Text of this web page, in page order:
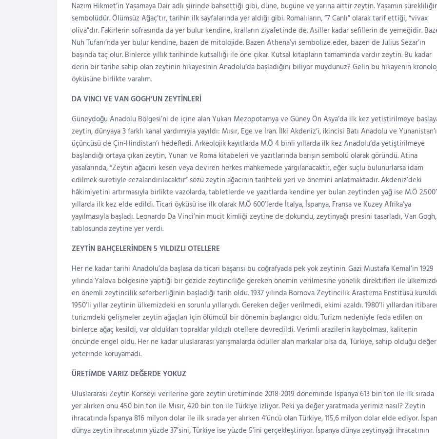
Nazım Hikmet’in Yaşamaya Dair adlı şiirinde bahsettiği gibi, düne, bugüne ve yarına aittir zeytin. Yaşamın
sembolüdür. Ölümsüz Ağaç’tır, tarihin ilk sayfalarında yer aldığı gibi. Romalıların, “7 Canlı” olarak tarif ettiği, “vivax
oliva”dır. Fakirlerin sofrasında da yer bulur kendine, kralların ziyafetinde de. Asiller kadar sefillerin de yemeğidir.
Nuh Tufanı’nda yer bulur kendine, bazen de mitolojide. Bazen Athena’yı sembolize eder, bazen de Julius Sezar’ın
başında taç olur. Binlerce yıllık tarihinde kutsallığı ile öne çıkar. Kutsal kitapların tamamında vardır zeytin. Bu kadar
derin bir tarihe sahip olan zeytinin hikayesinin Anadolu’da başladığını biliyor muydunuz? Gelin bu hikayenin
öyküsüne birlikte varalım.
DA VINCI VE VAN GOGH’UN ZEYTİNLERİ
Güneydoğu Anadolu Bölgesi’ni de içine alan Yukarı Mezopotamya ve Güney Ön Asya’da ilk kez yetiştirilmeye
zeytin, dünyaya 3 farklı kanal yardımıyla yayıldı: Mısır, Ege ve İran. İlki Akdeniz’i, ikincisi Batı Anadolu ve
üçüncüsü de Çin-Hindistan’ı hedefledi. Arkeolojik kayıtlarda M.Ö 4 binli yıllarda ilk kez Anadolu’da yetiştirilmeye
başlandığı ortaya çıkan zeytin, Yunan ve Roma kitabeleri ve yazıtlarında barışın sembolü olarak göründü. Atina
yasalarında, “Zeytin ağacını kesen veya deviren herkes mahkemede yargılanacaktır, eğer suçlu bulunurlarsa idam
edilmek suretiyle cezalandırılacaktır” sözü zeytin ağacının tarihteki yeri ve önemini anlatmaktadır. Akdeniz’deki
hâkimiyetini artırmasıyla birlikte vazolarda, tabletlerde ve yazıtlarda kendine yer bulan zeytinden yağ ise M.Ö
yıllarda ilk kez elde edildi. Ticari öyküsü ise ilk olarak M.Ö 600’lerde İtalya, İspanya, Fransa ve Kuzey Afrika’ya
yayılmasıyla başladı. Leonardo Da Vinci’nin mucit kimliği zeytine de dokundu, zeytinyağı presini tasarladı, Van
tablosunda zeytine yer verdi.
ZEYTİN BAHÇELERİNDEN 5 YILDIZLI OTELLERE
Her ne kadar tarihi Anadolu’da başlasa da ticari başarısı bu coğrafyada pek yok zeytinin. Gazi Mustafa Kemal’in 1929
yılında Yalova bölgesine yaptığı bir gezide zeytinciliğe gereken önemin verilmesine yönelik direktifleri ile
en önemli zeytincilik seferberliğinin başladığı tarih oldu. 1937 yılında Bornova Zeytincilik Araştırma Enstitüsü
1950’li yıllar zeytinin ülkemizdeki en sorunlu yıllarıydı. Gereken değer verilmedi, ekimi azaldı. 1980’li yıllardan
turizmdeki gelişmeler zeytin ağaçları için ölümcül bir dönemin başlangıcı oldu. Turizm nedeniyle feda edilen on
binlerce ağaç kesildi, var oldukları topraklar yıldızlı otellere devredildi. Verimli arazilerin kaybolması, kalitenin
öncünde engel oldu. Her ne kadar uluslararası yarışmalarda ödüller alan markalar olsa da, Türkiye, sahip olduğu
yeterinde koruyamadı.
ÜRETİMDE VARIZ DEĞERDE YOKUZ
Uluslararası Zeytin Konseyi verilerine göre zeytin üretiminde 2018-2019 döneminde İspanya 613 bin ton ile ilk sırada
yer alırken onu 450 bin ton ile Mısır, 420 bin ton ile Türkiye izliyor. Peki ya değer yaratmada yerimiz nasıl? Zeytin
ihracatında İspanya 816 milyon dolar ile ilk sırada yer alırken 4’üncü olan Türkiye, 115,6 milyon dolar elde ediyor.
dünya zeytin ihracatının yüzde 37’sini, Türkiye ise yüzde 5’ini gerçekleştiriyor. İspanya dünya zeytinyağı ihracatının